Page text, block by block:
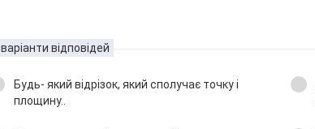
варіанти відповідей
Будь- який відрізок, який сполучає точку і
площину..